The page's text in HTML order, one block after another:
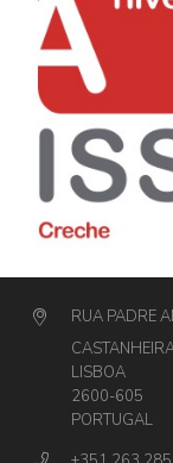
RUA PADRE
LISBOA
2600-605
PORTUGAL